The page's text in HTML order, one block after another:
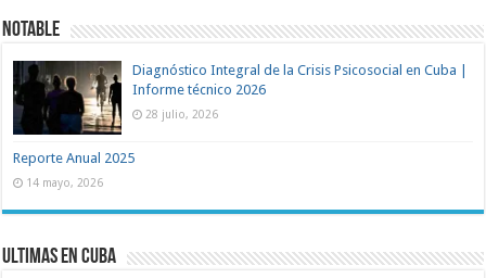
Notable
Diagnóstico Integral de la Crisis Psicosocial en Cuba |
Informe técnico 2026
28 julio, 2026
Reporte Anual 2025
14 mayo, 2026
Ultimas en Cuba